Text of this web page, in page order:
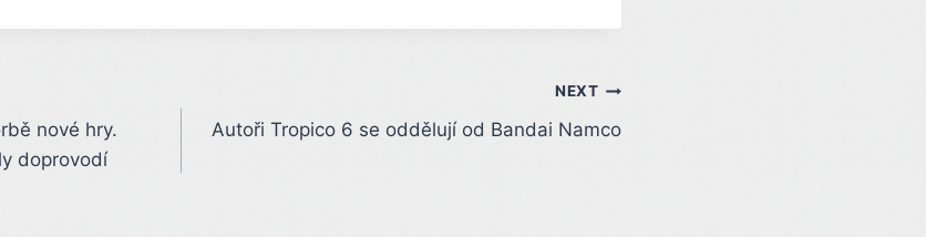
nové hry.
doprovodí
NEXT
Autoři Tropico 6 se oddělují od Bandai Namco